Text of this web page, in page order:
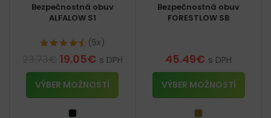
Bezpečnostná obuv
ALFALOW S1
(5x)
19.05€ s DPH
VÝBER MOŽNOSTÍ
Bezpečnostná obuv
FORESTLOW SB
45.49€ s DPH
VÝBER MOŽNOSTÍ